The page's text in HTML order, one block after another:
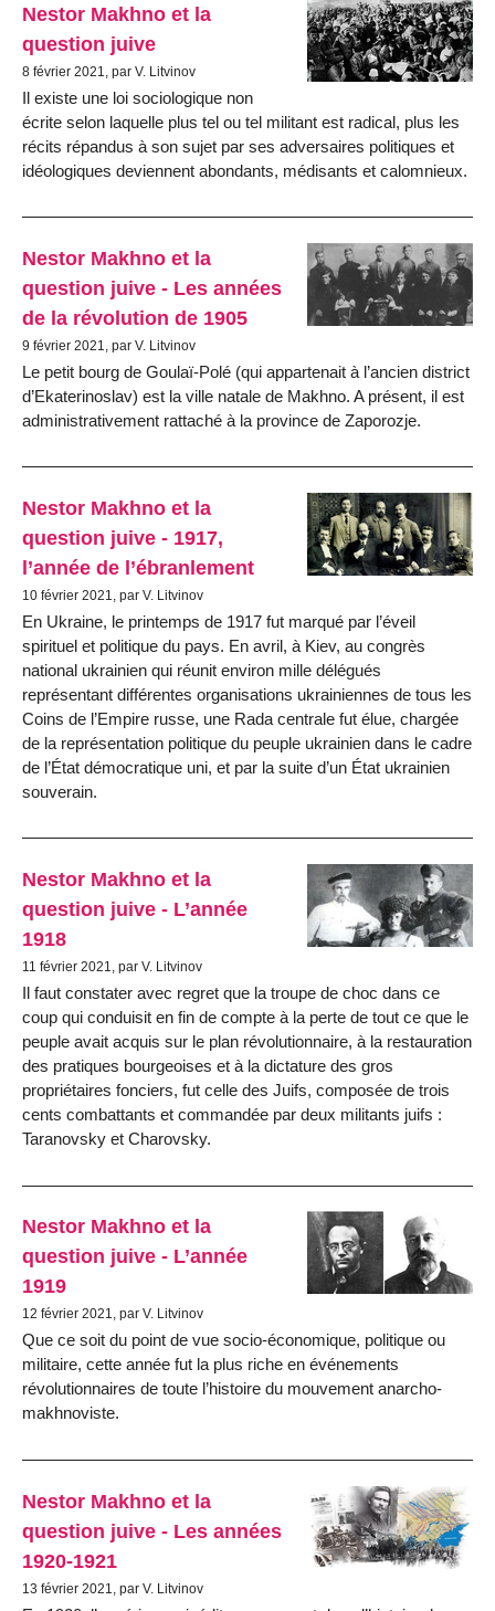
Nestor Makhno et la
question juive
8 février 2021, par V. Litvinov
Il existe une loi sociologique non
écrite selon laquelle plus tel ou tel militant est radical, plus les
récits répandus à son sujet par ses adversaires politiques et
idéologiques deviennent abondants, médisants et calomnieux.
Nestor Makhno et la
question juive - Les années
de la révolution de 1905
9 février 2021, par V. Litvinov
Le petit bourg de Goulaï-Polé (qui appartenait à l’ancien district
d’Ekaterinoslav) est la ville natale de Makhno. A présent, il est
administrativement rattaché à la province de Zaporozje.
Nestor Makhno et la
question juive - 1917,
l’année de l’ébranlement
10 février 2021, par V. Litvinov
En Ukraine, le printemps de 1917 fut marqué par l’éveil
spirituel et politique du pays. En avril, à Kiev, au congrès
national ukrainien qui réunit environ mille délégués
représentant différentes organisations ukrainiennes de tous les
Coins de l’Empire russe, une Rada centrale fut élue, chargée
de la représentation politique du peuple ukrainien dans le cadre
de l’État démocratique uni, et par la suite d’un État ukrainien
souverain.
Nestor Makhno et la
question juive - L’année
1918
11 février 2021, par V. Litvinov
Il faut constater avec regret que la troupe de choc dans ce
coup qui conduisit en fin de compte à la perte de tout ce que le
peuple avait acquis sur le plan révolutionnaire, à la restauration
des pratiques bourgeoises et à la dictature des gros
propriétaires fonciers, fut celle des Juifs, composée de trois
cents combattants et commandée par deux militants juifs :
Taranovsky et Charovsky.
Nestor Makhno et la
question juive - L’année
1919
12 février 2021, par V. Litvinov
Que ce soit du point de vue socio-économique, politique ou
militaire, cette année fut la plus riche en événements
révolutionnaires de toute l’histoire du mouvement anarcho-
makhnoviste.
Nestor Makhno et la
question juive - Les années
1920-1921
13 février 2021, par V. Litvinov